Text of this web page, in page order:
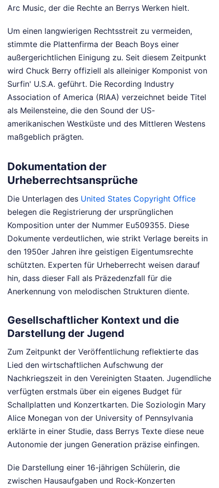
Arc Music, der die Rechte an Berrys Werken hielt.
Um einen langwierigen Rechtsstreit zu vermeiden,
stimmte die Plattenfirma der Beach Boys einer
außergerichtlichen Einigung zu. Seit diesem Zeitpunkt
wird Chuck Berry offiziell als alleiniger Komponist von
Surfin' U.S.A. geführt. Die Recording Industry
Association of America (RIAA) verzeichnet beide Titel
als Meilensteine, die den Sound der US-
amerikanischen Westküste und des Mittleren Westens
maßgeblich prägten.
Dokumentation der
Urheberrechtsansprüche
Die Unterlagen des United States Copyright Office
belegen die Registrierung der ursprünglichen
Komposition unter der Nummer Eu509355. Diese
Dokumente verdeutlichen, wie strikt Verlage bereits in
den 1950er Jahren ihre geistigen Eigentumsrechte
schützten. Experten für Urheberrecht weisen darauf
hin, dass dieser Fall als Präzedenzfall für die
Anerkennung von melodischen Strukturen diente.
Gesellschaftlicher Kontext und die
Darstellung der Jugend
Zum Zeitpunkt der Veröffentlichung reflektierte das
Lied den wirtschaftlichen Aufschwung der
Nachkriegszeit in den Vereinigten Staaten. Jugendliche
verfügten erstmals über ein eigenes Budget für
Schallplatten und Konzertkarten. Die Soziologin Mary
Alice Monegan von der University of Pennsylvania
erklärte in einer Studie, dass Berrys Texte diese neue
Autonomie der jungen Generation präzise einfingen.
Die Darstellung einer 16-jährigen Schülerin, die
zwischen Hausaufgaben und Rock-Konzerten